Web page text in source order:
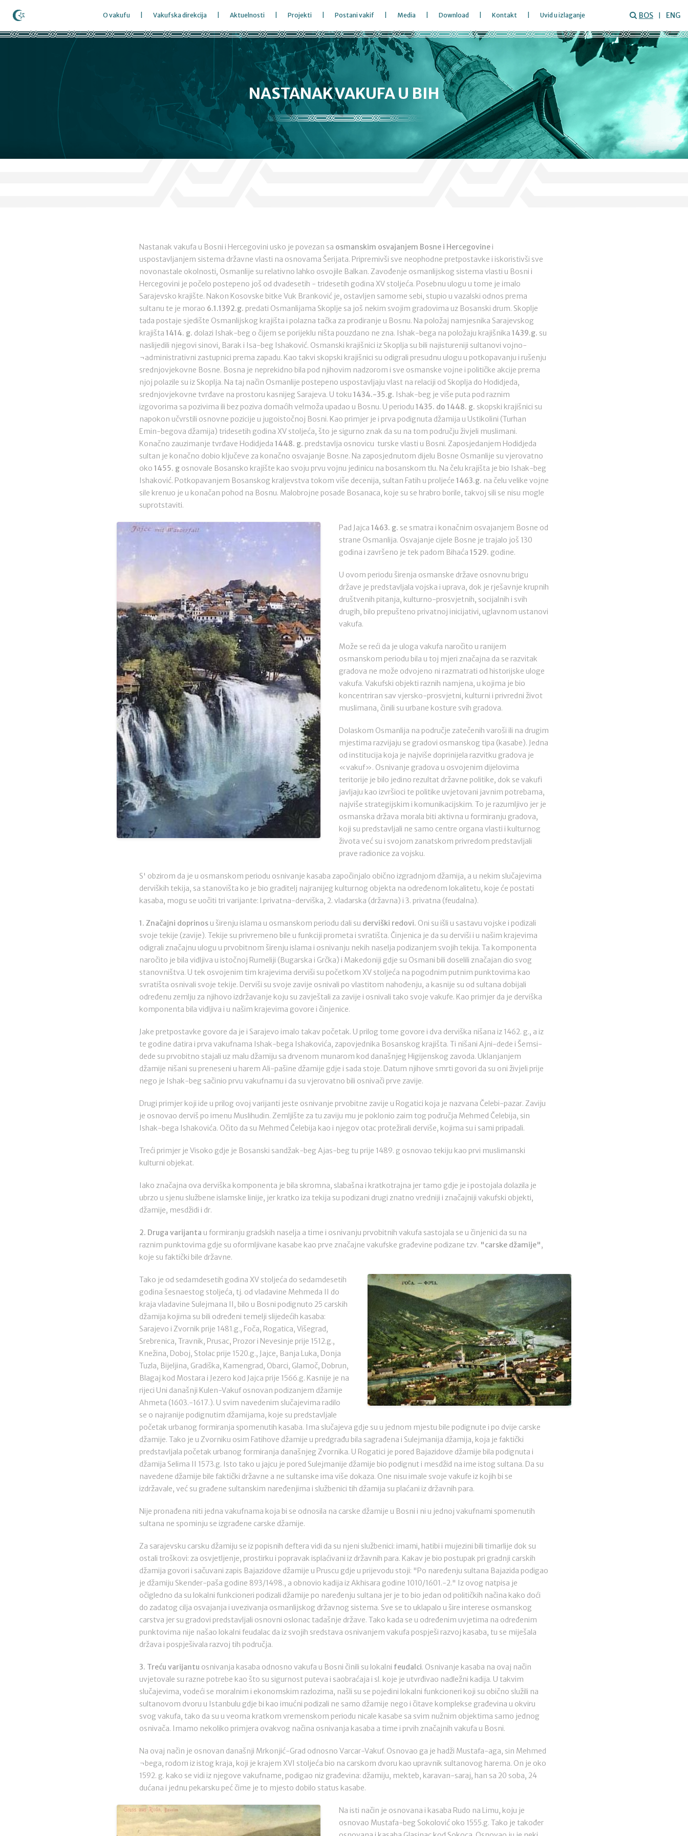
O vakufu Vakufska direkcija Aktuelnosti Projekti Postani vakif Media Download Kontakt Uvid u izlaganje BOS ENG
NASTANAK VAKUFA U BIH
Nastanak vakufa u Bosni i Hercegovini usko je povezan sa osmanskim osvajanjem Bosne i Hercegovine i
uspostavljanjem sistema državne vlasti na osnovama Šerijata. Pripremivši sve neophodne pretpostavke i iskoristivši sve
novonastale okolnosti, Osmanlije su relativno lahko osvojile Balkan. Zavođenje osmanlijskog sistema vlasti u Bosni i
Hercegovini je počelo postepeno još od dvadesetih - tridesetih godina XV stoljeća. Posebnu ulogu u tome je imalo
Sarajevsko krajište. Nakon Kosovske bitke Vuk Branković je, ostavljen samome sebi, stupio u vazalski odnos prema
sultanu te je morao 6.1.1392.g. predati Osmanlijama Skoplje sa još nekim svojim gradovima uz Bosanski drum. Skoplje
tada postaje sjedište Osmanlijskog krajišta i polazna tačka za prodiranje u Bosnu. Na položaj namjesnika Sarajevskog
krajišta 1414. g. dolazi Ishak-beg o čijem se porijeklu ništa pouzdano ne zna. Ishak-bega na položaju krajišnika 1439.g. su
naslijedili njegovi sinovi, Barak i Isa-beg Ishaković. Osmanski krajišnici iz Skoplja su bili najistureniji sultanovi vojno-
¬administrativni zastupnici prema zapadu. Kao takvi skopski krajišnici su odigrali presudnu ulogu u potkopavanju i rušenju
srednjovjekovne Bosne. Bosna je neprekidno bila pod njihovim nadzorom i sve osmanske vojne i političke akcije prema
njoj polazile su iz Skoplja. Na taj način Osmanlije postepeno uspostavljaju vlast na relaciji od Skoplja do Hodidjeda,
srednjovjekovne tvrđave na prostoru kasnijeg Sarajeva. U toku 1434.-35.g. Ishak-beg je više puta pod raznim
izgovorima sa pozivima ili bez poziva domaćih velmoža upadao u Bosnu. U periodu 1435. do 1448. g. skopski krajišnici su
napokon učvrstili osnovne pozicije u jugoistočnoj Bosni. Kao primjer je i prva podignuta džamija u Ustikolini (Turhan
Emin-begova džamija) tridesetih godina XV stoljeća, što je sigurno znak da su na tom području živjeli muslimani.
Konačno zauzimanje tvrđave Hodidjeda 1448. g. predstavlja osnovicu turske vlasti u Bosni. Zaposjedanjem Hodidjeda
sultan je konačno dobio ključeve za konačno osvajanje Bosne. Na zaposjednutom dijelu Bosne Osmanlije su vjerovatno
oko 1455. g osnovale Bosansko krajište kao svoju prvu vojnu jedinicu na bosanskom tlu. Na čelu krajišta je bio Ishak-beg
Ishaković. Potkopavanjem Bosanskog kraljevstva tokom više decenija, sultan Fatih u proljeće 1463.g. na čelu velike vojne
sile krenuo je u konačan pohod na Bosnu. Malobrojne posade Bosanaca, koje su se hrabro borile, takvoj sili se nisu mogle
suprotstaviti.
Pad Jajca 1463. g. se smatra i konačnim osvajanjem Bosne od
strane Osmanlija. Osvajanje cijele Bosne je trajalo još 130
godina i završeno je tek padom Bihaća 1529. godine.
U ovom periodu širenja osmanske države osnovnu brigu
države je predstavljala vojska i uprava, dok je rješavnje krupnih
društvenih pitanja, kulturno-prosvjetnih, socijalnih i svih
drugih, bilo prepušteno privatnoj inicijativi, uglavnom ustanovi
vakufa.
Može se reći da je uloga vakufa naročito u ranijem
osmanskom periodu bila u toj mjeri značajna da se razvitak
gradova ne može odvojeno ni razmatrati od historijske uloge
vakufa. Vakufski objekti raznih namjena, u kojima je bio
koncentriran sav vjersko-prosvjetni, kulturni i privredni život
muslimana, činili su urbane kosture svih gradova.
Dolaskom Osmanlija na područje zatečenih varoši ili na drugim
mjestima razvijaju se gradovi osmanskog tipa (kasabe). Jedna
od institucija koja je najviše doprinijela razvitku gradova je
«vakuf». Osnivanje gradova u osvojenim dijelovima
teritorije je bilo jedino rezultat državne politike, dok se vakufi
javljaju kao izvršioci te politike uvjetovani javnim potrebama,
najviše strategijskim i komunikacijskim. To je razumljivo jer je
osmanska država morala biti aktivna u formiranju gradova,
koji su predstavljali ne samo centre organa vlasti i kulturnog
života već su i svojom zanatskom privredom predstavljali
prave radionice za vojsku.
S' obzirom da je u osmanskom periodu osnivanje kasaba započinjalo obično izgradnjom džamija, a u nekim slučajevima
derviških tekija, sa stanovišta ko je bio graditelj najranijeg kulturnog objekta na određenom lokalitetu, koje će postati
kasaba, mogu se uočiti tri varijante: l.privatna-derviška, 2. vladarska (državna) i 3. privatna (feudalna).
1. Značajni doprinos u širenju islama u osmanskom periodu dali su derviški redovi. Oni su išli u sastavu vojske i podizali
svoje tekije (zavije). Tekije su privremeno bile u funkciji prometa i svratišta. Činjenica je da su derviši i u našim krajevima
odigrali značajnu ulogu u prvobitnom širenju islama i osnivanju nekih naselja podizanjem svojih tekija. Ta komponenta
naročito je bila vidljiva u istočnoj Rumeliji (Bugarska i Grčka) i Makedoniji gdje su Osmani bili doselili značajan dio svog
stanovništva. U tek osvojenim tim krajevima derviši su početkom XV stoljeća na pogodnim putnim punktovima kao
svratišta osnivali svoje tekije. Derviši su svoje zavije osnivali po vlastitom nahođenju, a kasnije su od sultana dobijali
određenu zemlju za njihovo izdržavanje koju su zavještali za zavije i osnivali tako svoje vakufe. Kao primjer da je derviška
komponenta bila vidljiva i u našim krajevima govore i činjenice.
Jake pretpostavke govore da je i Sarajevo imalo takav početak. U prilog tome govore i dva derviška nišana iz 1462. g., a iz
te godine datira i prva vakufnama Ishak-bega Ishakovića, zapovjednika Bosanskog krajišta. Ti nišani Ajni-dede i Šemsi-
dede su prvobitno stajali uz malu džamiju sa drvenom munarom kod današnjeg Higijenskog zavoda. Uklanjanjem
džamije nišani su preneseni u harem Ali-pašine džamije gdje i sada stoje. Datum njihove smrti govori da su oni živjeli prije
nego je Ishak-beg sačinio prvu vakufnamu i da su vjerovatno bili osnivači prve zavije.
Drugi primjer koji ide u prilog ovoj varijanti jeste osnivanje prvobitne zavije u Rogatici koja je nazvana Čelebi-pazar. Zaviju
je osnovao derviš po imenu Muslihudin. Zemljište za tu zaviju mu je poklonio zaim tog područja Mehmed Čelebija, sin
Ishak-bega Ishakovića. Očito da su Mehmed Čelebija kao i njegov otac protežirali derviše, kojima su i sami pripadali.
Treći primjer je Visoko gdje je Bosanski sandžak-beg Ajas-beg tu prije 1489. g osnovao tekiju kao prvi muslimanski
kulturni objekat.
Iako značajna ova derviška komponenta je bila skromna, slabašna i kratkotrajna jer tamo gdje je i postojala dolazila je
ubrzo u sjenu službene islamske linije, jer kratko iza tekija su podizani drugi znatno vredniji i značajniji vakufski objekti,
džamije, mesdžidi i dr.
2. Druga varijanta u formiranju gradskih naselja a time i osnivanju prvobitnih vakufa sastojala se u činjenici da su na
raznim punktovima gdje su oformljivane kasabe kao prve značajne vakufske građevine podizane tzv. "carske džamije",
koje su faktički bile državne.
Tako je od sedamdesetih godina XV stoljeća do sedamdesetih
godina šesnaestog stoljeća, tj. od vladavine Mehmeda II do
kraja vladavine Sulejmana II, bilo u Bosni podignuto 25 carskih
džamija kojima su bili određeni temelji slijedećih kasaba:
Sarajevo i Zvornik prije 1481.g., Foča, Rogatica, Višegrad,
Srebrenica, Travnik, Prusac, Prozor i Nevesinje prije 1512.g.,
Knežina, Doboj, Stolac prije 1520.g., Jajce, Banja Luka, Donja
Tuzla, Bijeljina, Gradiška, Kamengrad, Obarci, Glamoč, Dobrun,
Blagaj kod Mostara i Jezero kod Jajca prije 1566.g. Kasnije je na
rijeci Uni današnji Kulen-Vakuf osnovan podizanjem džamije
Ahmeta (1603.-1617.). U svim navedenim slučajevima radilo
se o najranije podignutim džamijama, koje su predstavljale
početak urbanog formiranja spomenutih kasaba. Ima slučajeva gdje su u jednom mjestu bile podignute i po dvije carske
džamije. Tako je u Zvorniku osim Fatihove džamije u predgrađu bila sagrađena i Sulejmanija džamija, koja je faktički
predstavljala početak urbanog formiranja današnjeg Zvornika. U Rogatici je pored Bajazidove džamije bila podignuta i
džamija Selima II 1573.g. Isto tako u jajcu je pored Sulejmanije džamije bio podignut i mesdžid na ime istog sultana. Da su
navedene džamije bile faktički državne a ne sultanske ima više dokaza. One nisu imale svoje vakufe iz kojih bi se
izdržavale, već su građene sultanskim naređenjima i službenici tih džamija su plaćani iz državnih para.
Nije pronađena niti jedna vakufnama koja bi se odnosila na carske džamije u Bosni i ni u jednoj vakufnami spomenutih
sultana ne spominju se izgrađene carske džamije.
Za sarajevsku carsku džamiju se iz popisnih deftera vidi da su njeni službenici: imami, hatibi i mujezini bili timarlije dok su
ostali troškovi: za osvjetljenje, prostirku i popravak isplaćivani iz državnih para. Kakav je bio postupak pri gradnji carskih
džamija govori i sačuvani zapis Bajazidove džamije u Pruscu gdje u prijevodu stoji: "Po naređenju sultana Bajazida podigao
je džamiju Skender-paša godine 893/1498., a obnovio kadija iz Akhisara godine 1010/1601.-2." Iz ovog natpisa je
očigledno da su lokalni funkcioneri podizali džamije po naređenju sultana jer je to bio jedan od političkih načina kako doći
do zadatog cilja osvajanja i uvezivanja osmanlijskog državnog sistema. Sve se to uklapalo u šire interese osmanskog
carstva jer su gradovi predstavljali osnovni oslonac tadašnje države. Tako kada se u određenim uvjetima na određenim
punktovima nije našao lokalni feudalac da iz svojih sredstava osnivanjem vakufa pospješi razvoj kasaba, tu se miješala
država i pospješivala razvoj tih područja.
3. Treću varijantu osnivanja kasaba odnosno vakufa u Bosni činili su lokalni feudalci. Osnivanje kasaba na ovaj način
uvjetovale su razne potrebe kao što su sigurnost puteva i saobraćaja i sl. koje je utvrđivao nadležni kadija. U takvim
slučajevima, vodeći se moralnim i ekonomskim razlozima, našli su se pojedini lokalni funkcioneri koji su obično služili na
sultanovom dvoru u Istanbulu gdje bi kao imućni podizali ne samo džamije nego i čitave komplekse građevina u okviru
svog vakufa, tako da su u veoma kratkom vremenskom periodu nicale kasabe sa svim nužnim objektima samo jednog
osnivača. Imamo nekoliko primjera ovakvog načina osnivanja kasaba a time i prvih značajnih vakufa u Bosni.
Na ovaj način je osnovan današnji Mrkonjić-Grad odnosno Varcar-Vakuf. Osnovao ga je hadži Mustafa-aga, sin Mehmed
¬bega, rodom iz istog kraja, koji je krajem XVI stoljeća bio na carskom dvoru kao upravnik sultanovog harema. On je oko
1592. g. kako se vidi iz njegove vakufname, podigao niz građevina: džamiju, mekteb, karavan-saraj, han sa 20 soba, 24
dućana i jednu pekarsku peć čime je to mjesto dobilo status kasabe.
Na isti način je osnovana i kasaba Rudo na Limu, koju je
osnovao Mustafa-beg Sokolović oko 1555.g. Tako je također